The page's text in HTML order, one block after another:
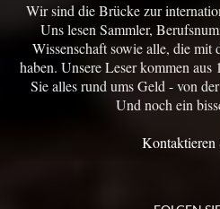
Wir sind die Brücke zur
Uns lesen Sammler,
Wissenschaft sowie alle, die mit
haben. Unsere Leser kommen
Sie alles rund ums Geld - von
Und noch ein
Kontaktieren